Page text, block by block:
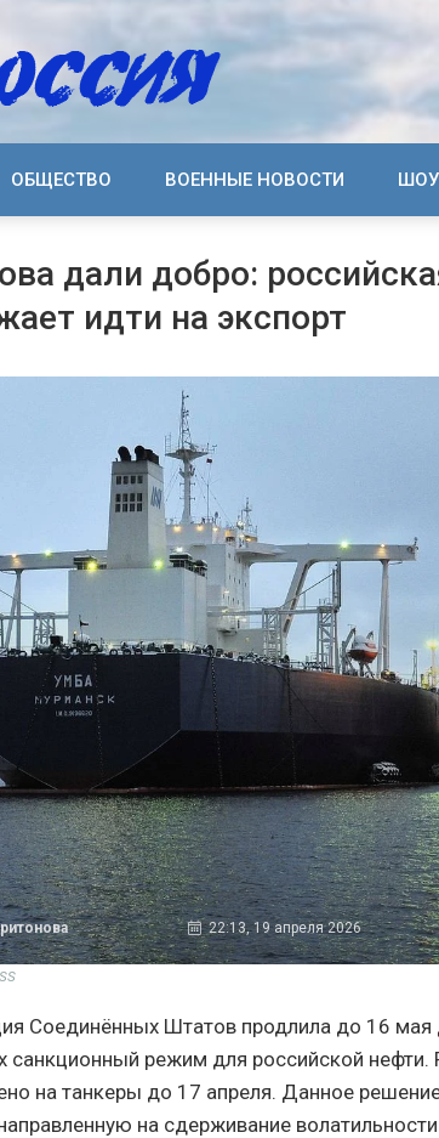
ОБЩЕСТВО ВОЕННЫЕ НОВОСТИ
дали добро:
идти на экспорт
22:13, 19 апреля 2026
Соединённых Штатов продлила до 16 мая
режим для российской нефти.
на танкеры до 17 апреля. Данное
на сдерживание